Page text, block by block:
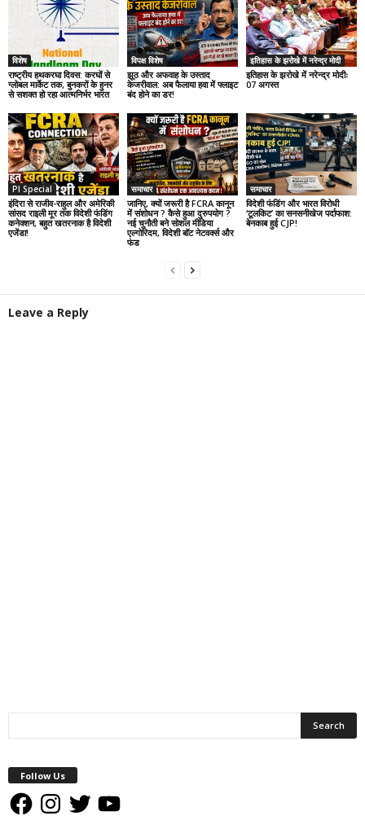
विशेष
राष्ट्रीय हथकरघा दिवस: करघों से
ग्लोबल मार्केट तक, बुनकरों के हुनर
से सशक्त हो रहा आत्मनिर्भर भारत
विपक्ष विशेष
झूठ और अफवाह के उस्ताद
केजरीवाल: अब फैलाया हवा में फ्लाइट
बंद होने का डर!
इतिहास के झरोखे में नरेन्द्र मोदी
इतिहास के झरोखे में नरेन्द्र मोदीः
07 अगस्त
PI Special
इंदिरा से राजीव-राहुल और अमेरिकी
सांसद राइली मूर तक विदेशी फंडिंग
कनेक्शन, बहुत खतरनाक है विदेशी
एजेंडा!
समाचार
जानिए, क्यों जरूरी है FCRA कानून
में संशोधन ? कैसे हुआ दुरुपयोग ?
नई चुनौती बने सोशल मीडिया
एल्गोरिदम, विदेशी बॉट नेटवर्क्स और
फंड
समाचार
विदेशी फंडिंग और भारत विरोधी
‘टूलकिट’ का सनसनीखेज पर्दाफाश:
बेनकाब हुई CJP!
Leave a Reply
Follow Us
FacebookInstagram
Twitter YouTube